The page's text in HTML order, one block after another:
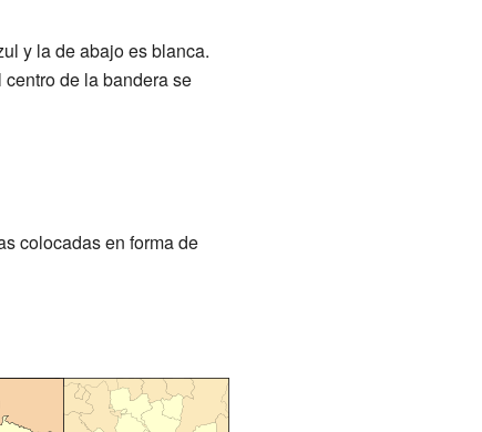
y la de abajo es blanca.
de la bandera se
colocadas en forma de